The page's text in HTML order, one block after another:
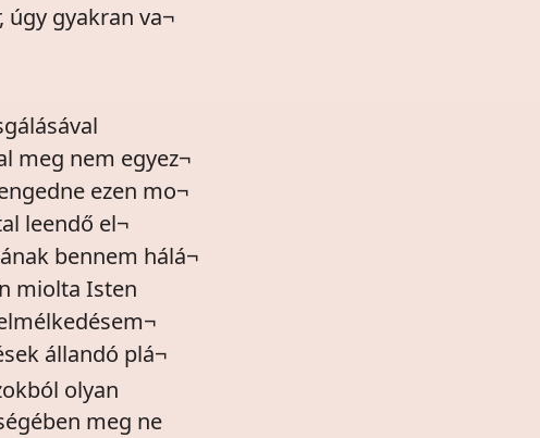
úgy gyakran va¬
meg nem egyez¬
ezen mo¬
leendő el¬
bennem hálá¬
miolta Isten
állandó plá¬
olyan
meg ne